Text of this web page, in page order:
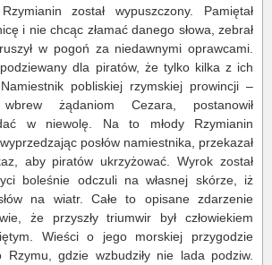
został wypuszczony. Pamiętał
i nie chcąc złamać danego słowa, zebrał
w pogoń za niedawnymi oprawcami.
dla piratów, że tylko kilka z ich
pobliskiej rzymskiej prowincji –
żądaniom Cezara, postanowił
w niewolę. Na to młody Rzymianin
posłów namiestnika, przekazał
aby piratów ukrzyżować. Wyrok został
boleśnie odczuli na własnej skórze, iż
na wiatr. Całe to opisane zdarzenie
że przyszły triumwir był człowiekiem
Wieści o jego morskiej przygodzie
Rzymu, gdzie wzbudziły nie lada podziw.